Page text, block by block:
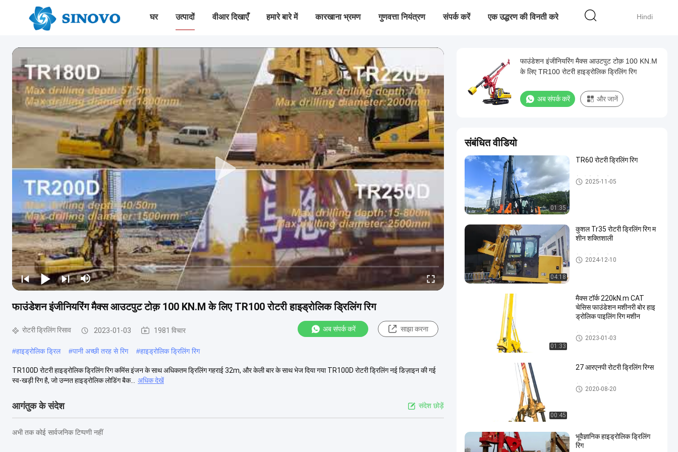
Hindi
घर उत्पादों वीआर दिखाएँ हमारे बारे में कारखाना भ्रमण गुणवत्ता नियंत्रण संपर्क करें एक उद्धरण की विनती करे
फाउंडेशन इंजीनियरिंग मैक्स आउटपुट टोक़ 100 KN.M के लिए TR100 रोटरी हाइड्रोलिक ड्रिलिंग रिग
रोटरी ड्रिलिंग रिसाव 2023-01-03 1981 विचार अब संपर्क करें साझा करना
#हाइड्रोलिक ड्रिल #पानी अच्छी तरह से रिग #हाइड्रोलिक ड्रिलिंग रिग
TR100D रोटरी हाइड्रोलिक ड्रिलिंग रिग कमिंस इंजन के साथ अधिकतम ड्रिलिंग गहराई 32m, और केली बार के साथ भेज दिया गया TR100D रोटरी ड्रिलिंग नई डिज़ाइन की गई
स्व-खड़ी रिग है, जो उन्नत हाइड्रोलिक लोडिंग बैक...
अधिक देखें
आगंतुक के संदेश संदेश छोड़ें
अभी तक कोई सार्वजनिक टिप्पणी नहीं
फाउंडेशन इंजीनियरिंग मैक्स आउटपुट टोक़ 100 KN.M
के लिए TR100 रोटरी हाइड्रोलिक ड्रिलिंग रिग
अब संपर्क करें और जानें
संबंधित वीडियो
01:35
TR60 रोटरी ड्रिलिंग रिग
रोटरी ड्रिलिंग रिसाव
2025-11-05
04:18
कुशल Tr35 रोटरी ड्रिलिंग रिग म
शीन शक्तिशाली
रोटरी ड्रिलिंग रिसाव
2024-12-10
01:33
मैक्स टॉर्क 220kN.m CAT
चेसिस फाउंडेशन मशीनरी बोर हाइ
ड्रोलिक पाइलिंग रिग मशीन
रोटरी ड्रिलिंग रिसाव
2023-01-03
00:45
27 आरएनपी रोटरी ड्रिलिंग रिग्स
रोटरी ड्रिलिंग रिसाव
2020-08-20
भूवैज्ञानिक हाइड्रोलिक ड्रिलिंग
रिग